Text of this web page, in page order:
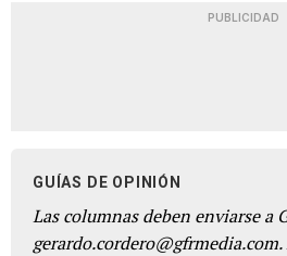
PUBLICIDAD
GUÍAS DE OPINIÓN
Las columnas deben enviarse a